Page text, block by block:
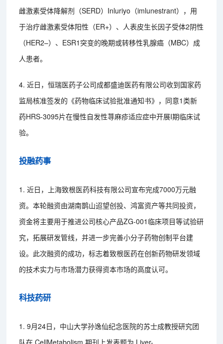
雌激素受体降解剂（SERD）Inluriyo（imlunestrant），用
于治疗雌激素受体阳性（ER+）、人表皮生长因子受体2阴性
（HER2–）、ESR1突变的晚期或转移性乳腺癌（MBC）成
人患者。
4. 近日，恒瑞医药子公司成都盛迪医药有限公司收到国家药
监局核准签发的《药物临床试验批准通知书》，同意1类新
药HRS-3095片在慢性自发性荨麻疹适应症中开展I期临床试
验。
投融药事
1. 近日，上海致根医药科技有限公司宣布完成7000万元融
资。本轮融资由湖南鹊山迢望创投、鸿富资产等共同投资，
资金将主要用于推进公司核心产品ZG-001临床项目等试验研
究，拓展研发管线，并进一步完善小分子药物创制平台建
设。此次融资的成功，标志着致根医药在创新药物研发领域
的技术实力与市场潜力获得资本市场的高度认可。
科技药研
1. 9月24日，中山大学孙逸仙纪念医院的苏士成教授研究团
队在 CellMetabolism 期刊上发表题为 Liver-